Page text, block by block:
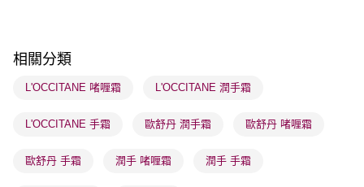
確認發貨後1-3 工作天送達，訂單將隨機分配至SF順豐速運或京東
物流公司進行物流配送
取。逾期會取消訂單，並不會安排重寄
相關分類
L'OCCITANE 啫喱霜 L'OCCITANE 潤手霜
L'OCCITANE 手霜 歐舒丹 潤手霜 歐舒丹 啫喱霜
歐舒丹 手霜 潤手 啫喱霜 潤手 手霜